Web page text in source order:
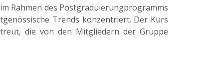
Rahmen des Postgraduierungprogramms
Trends konzentriert. Der Kurs
die von den Mitgliedern der Gruppe